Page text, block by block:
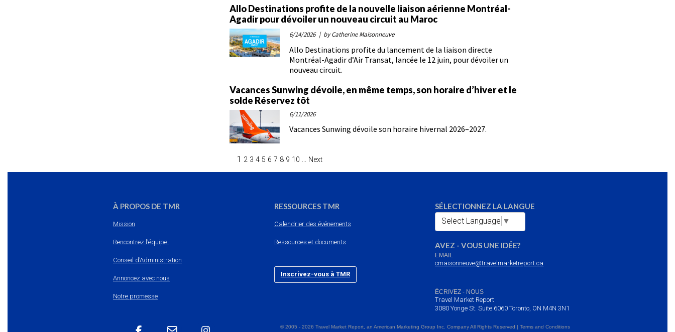
Allo Destinations profite de la nouvelle liaison aérienne Montréal-
Agadir pour dévoiler un nouveau circuit au Maroc
6/14/2026 | by Catherine Maisonneuve
Allo Destinations profite du lancement de la liaison directe
Montréal-Agadir d’Air Transat, lancée le 12 juin, pour dévoiler un
nouveau circuit.
Vacances Sunwing dévoile, en même temps, son horaire d’hiver et le
solde Réservez tôt
6/11/2026
Vacances Sunwing dévoile son horaire hivernal 2026–2027.
1 2 3 4 5 6 7 8 9 10 Next
À PROPOS DE TMR
Mission
Rencontrez l’équipe:
Conseil d’Administration
Annoncez avec nous
Notre promesse
RESSOURCES TMR
Calendrier des événements
Ressources et documents
Inscrivez-vous à TMR
SÉLECTIONNEZ LA LANGUE
Select Language ▼
AVEZ - VOUS UNE IDÉE?
EMAIL
cmaisonneuve@travelmarketreport.ca
ÉCRIVEZ - NOUS
Travel Market Report
3080 Yonge St. Suite 6060 Toronto, ON M4N 3N1
© 2005 - 2026 Travel Market Report, an American Marketing Group Inc. Company All Rights Reserved | Terms and Conditions